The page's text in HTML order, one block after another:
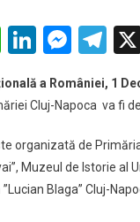
WhatsApp
LinkedIn
a României, 1
Cluj-Napoca va fi
organizată de
Muzeul de Istorie al
Blaga” Cluj-